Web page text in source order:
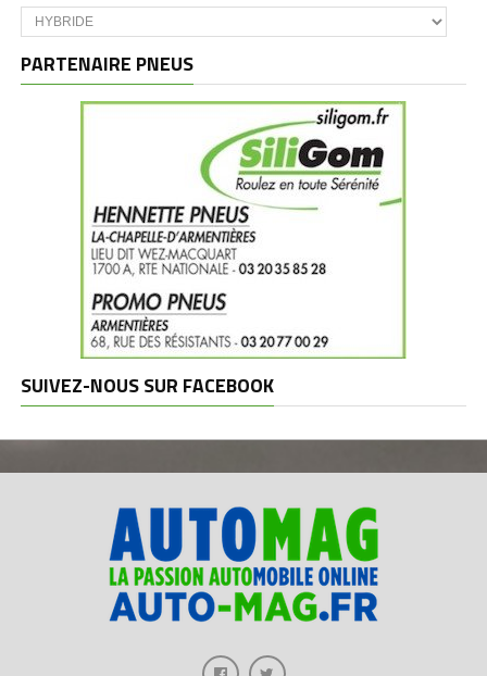
Catégories
et
PARTENAIRE PNEUS
SUIVEZ-NOUS SUR FACEBOOK